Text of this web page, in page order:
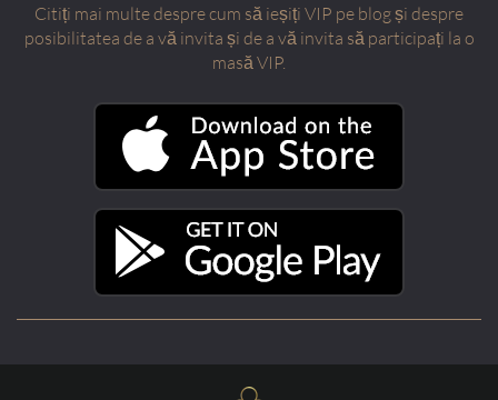
Citiți mai multe despre cum să ieșiți VIP pe blog și despre
posibilitatea de a vă invita și de a vă invita să participați la o
masă VIP.